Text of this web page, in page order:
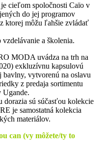
cieľom spoločnosti Caïo v
do jej programov
ktorej môžu ľahšie zvládať
a školenia.
MODA uvádza na trh na
exkluzívnu kapsulovú
vytvorenú na oslavu
z predaja sortimentu
Ugande.
sú súčasťou kolekcie
je samostatná kolekcia
materiálov.
can (vy môžete/ty to